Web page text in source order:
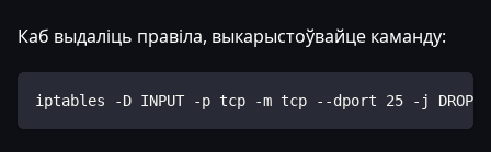
Каб выдаліць правіла, выкарыстоўвайце каманду:
iptables -D INPUT -p tcp -m tcp --dport 25 -j DROP